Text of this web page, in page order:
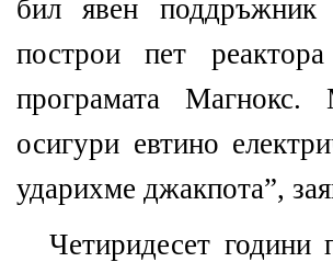
бил явен поддръжник
построи пет
програмата
осигури евтино
ударихме джакпота”,
Четиридесет